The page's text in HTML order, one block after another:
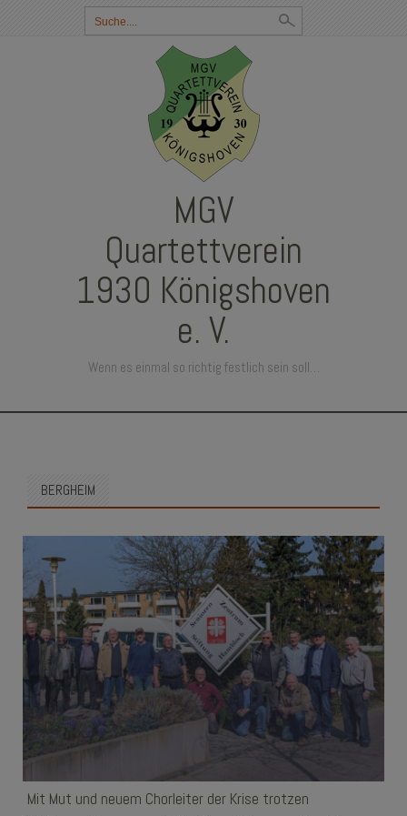
Suchbegriff
eingeben:
MGV
Quartettverein
1930 Königshoven
e. V.
Wenn es einmal so richtig festlich sein soll…
BERGHEIM
Mit Mut und neuem Chorleiter der Krise trotzen